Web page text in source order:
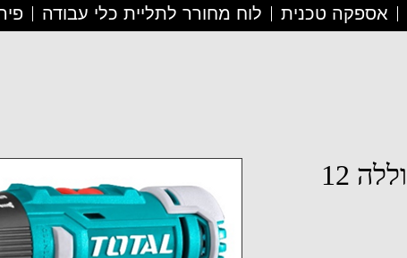
לוח מחורר לתליית כלי עבודה אספקה טכנית
מברגה נטענת , סוללה 12